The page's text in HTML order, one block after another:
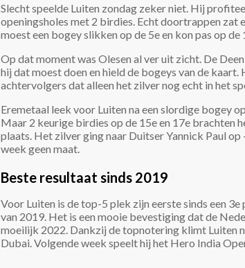
Slecht speelde Luiten zondag zeker niet. Hij
openingsholes met 2 birdies. Echt doortrappen zat
moest een bogey slikken op de 5e en kon pas op
Op dat moment was Olesen al ver uit zicht. De
hij dat moest doen en hield de bogeys van de
achtervolgers dat alleen het zilver nog echt in het
Eremetaal leek voor Luiten na een slordige bogey
Maar 2 keurige birdies op de 15e en 17e brachten
plaats. Het zilver ging naar Duitser Yannick Paul
week geen maat.
Beste resultaat sinds 2019
Voor Luiten is de top-5 plek zijn eerste sinds een
van 2019. Het is een mooie bevestiging dat de
moeilijk 2022. Dankzij de topnotering klimt Luiten
Dubai. Volgende week speelt hij het Hero India